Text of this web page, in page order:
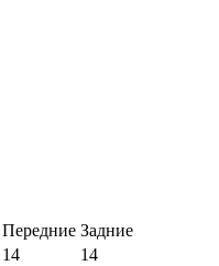
Передние Задние
14
14